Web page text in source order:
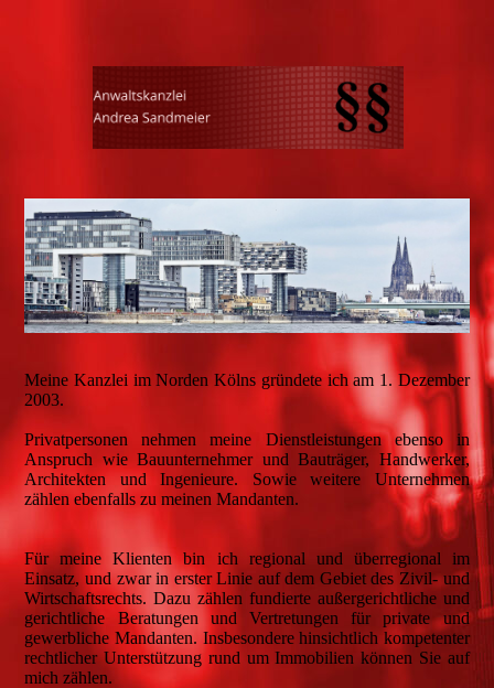
Meine Kanzlei im Norden Kölns gründete ich am 1. Dezember
2003.
Privatpersonen nehmen meine Dienstleistungen ebenso in
Anspruch wie Bauunternehmer und Bauträger, Handwerker,
Architekten und Ingenieure. Sowie weitere Unternehmen
zählen ebenfalls zu meinen Mandanten.
Für meine Klienten bin ich regional und überregional im
Einsatz, und zwar in erster Linie auf dem Gebiet des Zivil- und
Wirtschaftsrechts. Dazu zählen fundierte außergerichtliche und
gerichtliche Beratungen und Vertretungen für private und
gewerbliche Mandanten. Insbesondere hinsichtlich kompetenter
rechtlicher Unterstützung rund um Immobilien können Sie auf
mich zählen.